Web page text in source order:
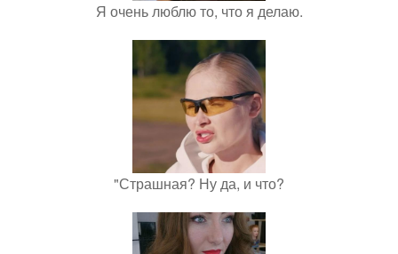
Я очень люблю то, что я делаю.
"Страшная? Ну да, и что?